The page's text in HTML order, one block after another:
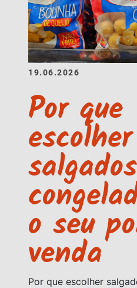
19.06.2026
Por que
escolher
salgados
o seu
venda
Por que escolher